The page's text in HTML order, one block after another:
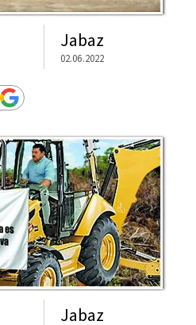
Jabaz
02.06.2022
Jabaz